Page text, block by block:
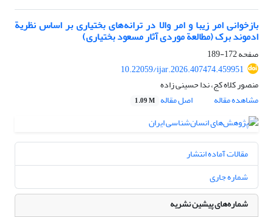
بازخوانی امر زیبا و امر والا در ترانه‌های بختیاری بر اساس نظریة
ادموند برک (مطالعة موردی آثار مسعود بختیاری)
صفحه172-189
10.22059/ijar.2026.407474.459951
منصور کلاه کج، ندا حسینی زاده
مشاهده مقاله
اصل مقاله 1.09 M
مقالات آماده انتشار
شماره جاری
شماره‌های پیشین نشریه